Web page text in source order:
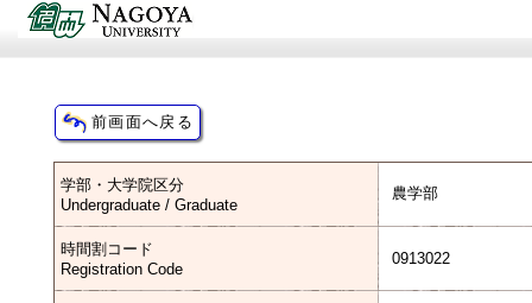
学部・大学院区分
Undergraduate / Graduate
農学部
時間割コード
Registration Code
0913022